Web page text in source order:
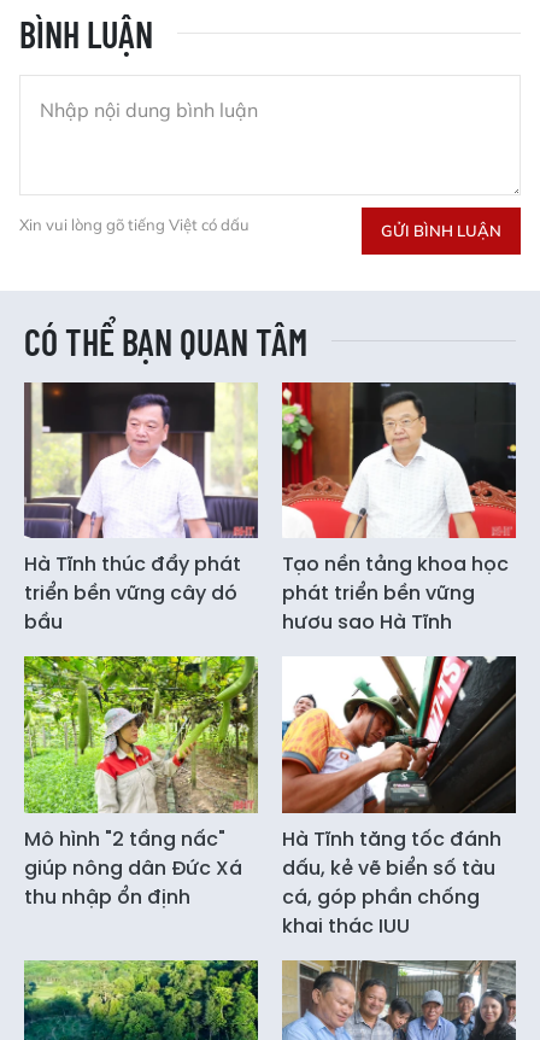
BÌNH LUẬN
Xin vui lòng gõ tiếng Việt có dấu GỬI BÌNH LUẬN
CÓ THỂ BẠN QUAN TÂM
Hà Tĩnh thúc đẩy phát
triển bền vững cây dó
bầu
Tạo nền tảng khoa học
phát triển bền vững
hươu sao Hà Tĩnh
Mô hình "2 tầng nấc"
giúp nông dân Đức Xá
thu nhập ổn định
Hà Tĩnh tăng tốc đánh
dấu, kẻ vẽ biển số tàu
cá, góp phần chống
khai thác IUU